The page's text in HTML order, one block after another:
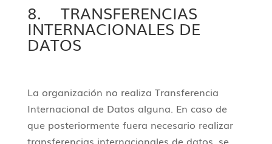
8. TRANSFERENCIAS
INTERNACIONALES DE
DATOS
La organización no realiza Transferencia
Internacional de Datos alguna. En caso de
que posteriormente fuera necesario realizar
transferencias internacionales de datos, se